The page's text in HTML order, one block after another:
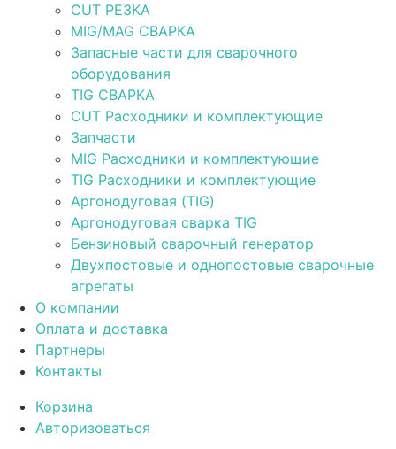
CUT РЕЗКА
MIG/MAG СВАРКА
Запасные части для сварочного
оборудования
TIG СВАРКА
CUT Расходники и комплектующие
Запчасти
MIG Расходники и комплектующие
TIG Расходники и комплектующие
Аргонодуговая (TIG)
Аргонодуговая сварка TIG
Бензиновый сварочный генератор
Двухпостовые и однопостовые сварочные
агрегаты
О компании
Оплата и доставка
Партнеры
Контакты
Корзина
Авторизоваться